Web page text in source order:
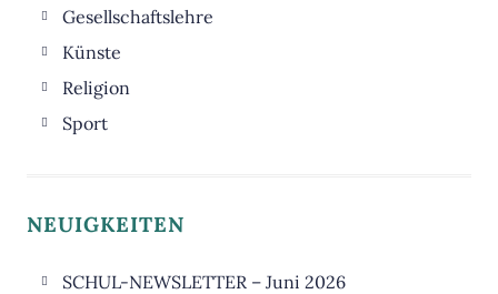
Informatik
WPU-Nawi
Englisch
Französisch
Latein
Gesellschaftslehre
Erdkunde
Ethik
Geschichte
Künste
Musik
Kunst
Religion
Sport
NEUIGKEITEN
SCHUL-NEWSLETTER – Juni 2026